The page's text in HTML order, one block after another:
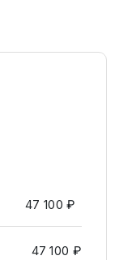
47 100 ₽
47 100 ₽